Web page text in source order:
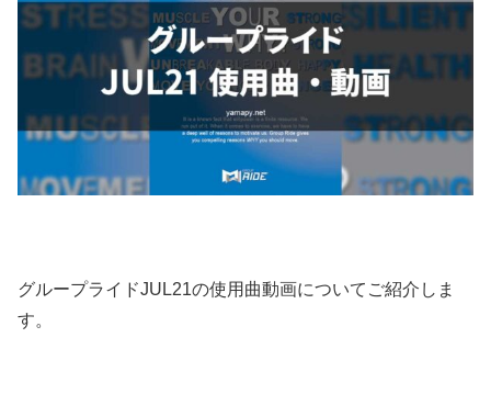
グループライドJUL21の使用曲動画についてご紹介しま
す。